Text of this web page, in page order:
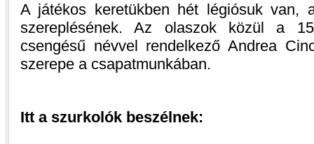
A játékos keretükben hét légiósuk van,
szereplésének. Az olaszok közül a
csengésű névvel rendelkező Andrea
szerepe a csapatmunkában.
Itt a szurkolók beszélnek: